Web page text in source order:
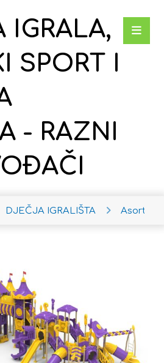
IGRALA,
SPORT I
- RAZNI
DJEČJA IGRALIŠTA